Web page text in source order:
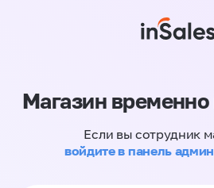
Магазин временно
Если вы сотрудник
войдите в панель